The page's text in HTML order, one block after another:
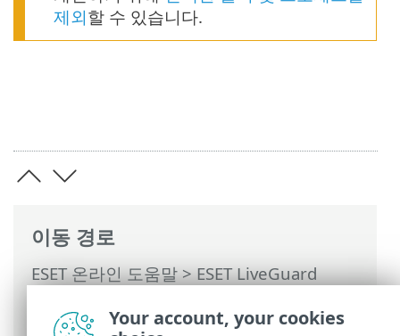
이동 경로
ESET 온라인 도움말>ESET LiveGuard
Advanced과(와) 함께 프록시 사용>
제외할 수 있습니다.
Your account, your cookies